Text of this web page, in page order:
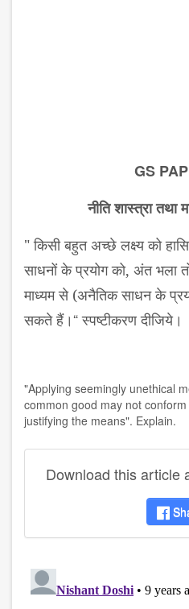
GS
नीति शास्त्रा तथा
" किसी बहुत अच्छे लक्ष्य को
साधनों के प्रयोग को, अंत भला
माध्यम से (अनैतिक साधन के
सकते हैं।“स्पष्टीकरण दीजिये।
"Applying seemingly unethical
common good may not
justifying the means". Explain.
Download this article